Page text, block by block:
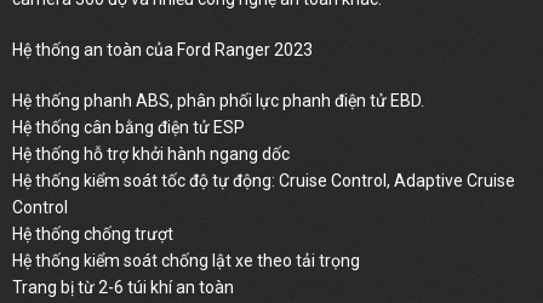
Hệ thống an toàn của Ford Ranger 2023
Hệ thống phanh ABS, phân phối lực phanh điện tử EBD.
Hệ thống cân bằng điện tử ESP
Hệ thống hỗ trợ khởi hành ngang dốc
Hệ thống kiểm soát tốc độ tự động: Cruise Control, Adaptive Cruise
Control
Hệ thống chống trượt
Hệ thống kiểm soát chống lật xe theo tải trọng
Trang bị từ 2-6 túi khí an toàn